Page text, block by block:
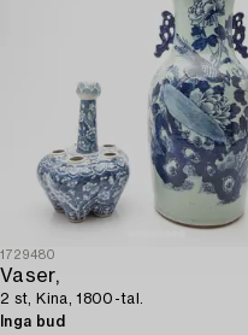
1729480
Vaser,
2 st, Kina, 1800-tal.
Inga bud